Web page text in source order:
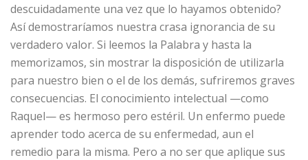
descuidadamente una vez que lo hayamos obtenido?
Así demostraríamos nuestra crasa ignorancia de su
verdadero valor. Si leemos la Palabra y hasta la
memorizamos, sin mostrar la disposición de utilizarla
para nuestro bien o el de los demás, sufriremos graves
consecuencias. El conocimiento intelectual —como
Raquel— es hermoso pero estéril. Un enfermo puede
aprender todo acerca de su enfermedad, aun el
remedio para la misma. Pero a no ser que aplique sus